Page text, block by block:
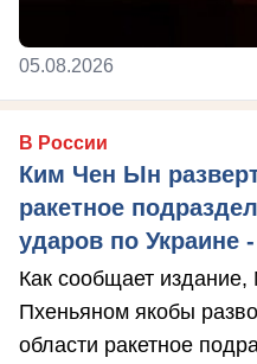
05.08.2026
В России
Ким Чен Ын
ракетное
ударов по Украине
Как сообщает
Пхеньяном якобы
области ракетное